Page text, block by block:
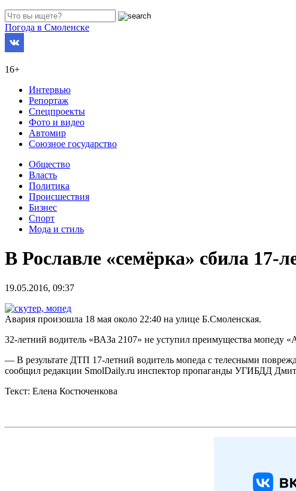
Погода в Смоленске
16+
Интервью
Репортаж
Спецпроекты
Фото и видео
Автомир
Союзное государство
Общество
Власть
Политика
Происшествия
Бизнес
Спорт
Мода и стиль
В Рославле «семёрка» сбила 17-
19.05.2016, 09:37
Авария произошла 18 мая около 22:40 на улице Б.Смоленская.
32-летний водитель «ВАЗа 2107» не уступил преимущества мопеду
— В результате ДТП 17-летний водитель мопеда с телесными
сообщил редакции SmolDaily.ru инспектор пропаганды УГИБДД
Текст: Елена Костюченкова